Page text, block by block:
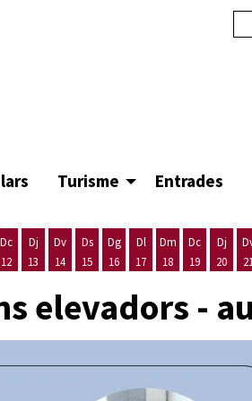
Turisme Entrades
Dc
12
Dj
13
Dv
14
Ds
15
Dg
16
Dl
17
Dm
18
Dc
19
Dj
20
elevadors -